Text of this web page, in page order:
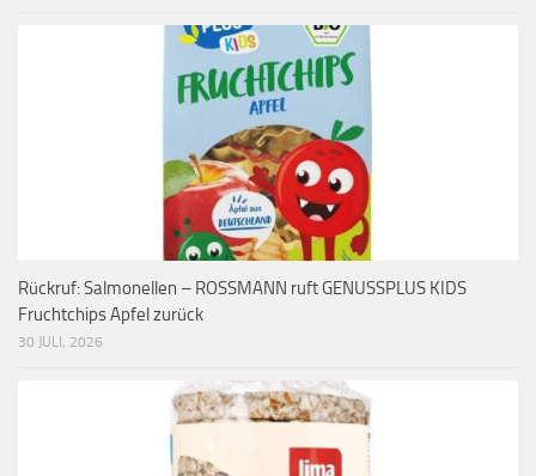
Rückruf: Salmonellen – ROSSMANN ruft GENUSSPLUS KIDS
Fruchtchips Apfel zurück
30 JULI, 2026